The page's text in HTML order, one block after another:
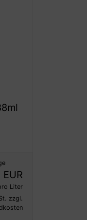
Liter
zzgl.